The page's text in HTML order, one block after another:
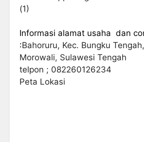
Informasi alamat usaha dan
:Bahoruru, Kec. Bungku
Morowali, Sulawesi Tengah
telpon ; 082260126234
Peta Lokasi